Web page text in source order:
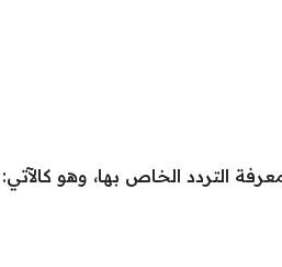
التردد الخاص بها، وهو كالآتي: